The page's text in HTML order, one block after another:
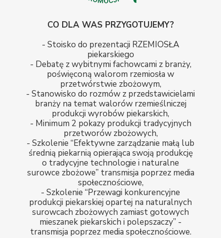
CO DLA WAS PRZYGOTUJEMY?
- Stoisko do prezentacji RZEMIOSŁA
piekarskiego
- Debatę z wybitnymi fachowcami z branży,
poświęconą walorom rzemiosła w
przetwórstwie zbożowym,
- Stanowisko do rozmów z przedstawicielami
branży na temat walorów rzemieślniczej
produkcji wyrobów piekarskich,
- Minimum 2 pokazy produkcji tradycyjnych
przetworów zbożowych,
- Szkolenie “Efektywne zarządzanie małą lub
średnią piekarnią opierająca swoją produkcję
o tradycyjne technologie i naturalne
surowce zbożowe” transmisja poprzez media
społecznościowe,
- Szkolenie “Przewagi konkurencyjne
produkcji piekarskiej opartej na naturalnych
surowcach zbożowych zamiast gotowych
mieszanek piekarskich i polepszaczy” -
transmisja poprzez media społecznościowe.